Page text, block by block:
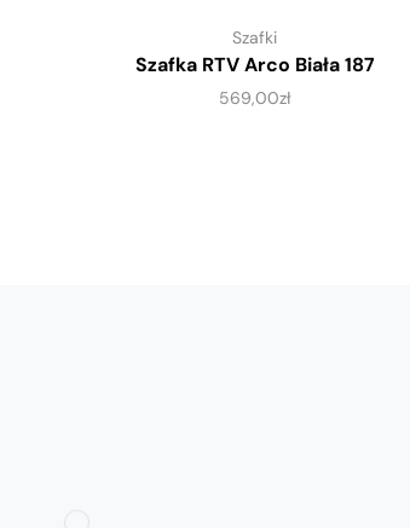
Szafki
Szafka RTV Arco Biała 187
569,00zł